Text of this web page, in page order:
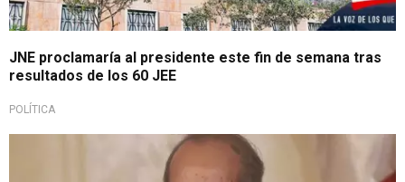
JNE proclamaría al presidente este fin de semana tras
resultados de los 60 JEE
POLÍTICA